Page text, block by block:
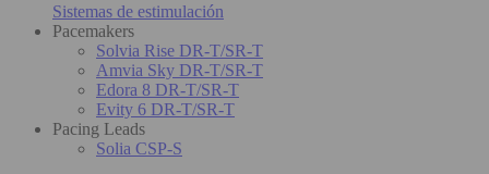
Sistemas de estimulación
Pacemakers
Solvia Rise DR-T/SR-T
Amvia Sky DR-T/SR-T
Edora 8 DR-T/SR-T
Evity 6 DR-T/SR-T
Pacing Leads
Solia CSP-S